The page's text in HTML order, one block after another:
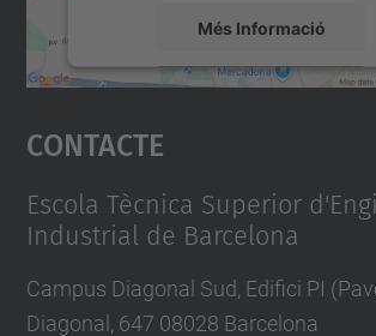
Més Informació
Accepta
powered by
Contacte
Escola Tècnica Superior
Industrial de Barcelona
Campus Diagonal Sud, Edifici PI
Diagonal, 647 08028 Barcelona